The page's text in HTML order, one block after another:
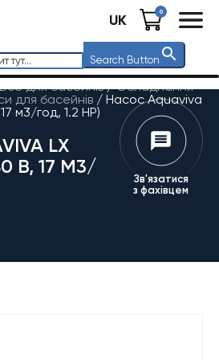
UK 0
Search Button
Все для басейнів/Обладнання
для басейнів / Насос Aquaviva
м3/год, 1.2 HP)
LX
В, 17 М3/
Зв'язатися
з фахівцем